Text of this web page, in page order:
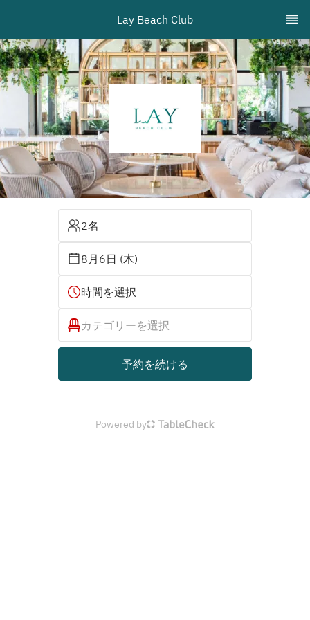
Lay Beach Club
2名
8月6日 (木)
時間を選択
カテゴリーを選択
予約を続ける
Powered by